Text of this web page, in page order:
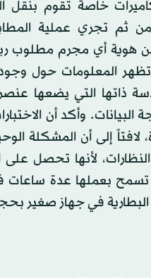
خاصة تقوم بنقل
ومن ثم تجري عملية
هوية أي مجرم مطلوب
المعلومات حول
ذاتها التي يضعها
البيانات. وأكد أن
لافتاً إلى أن المشكلة
لأنها تحصل على
تسمح بعملها عدة ساعات
في جهاز صغير